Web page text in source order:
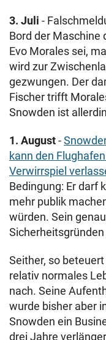
3. Juli -
Bord der Maschine
Evo Morales sei,
wird zur
gezwungen. Der
Fischer trifft
Snowden ist
1. August-
kann den
Verwirrspiel
Bedingung: Er darf
mehr publik
würden. Sein
Seither, so
relativ normales
nach. Seine
wurde bisher aber
Snowden ein
drei Jahre